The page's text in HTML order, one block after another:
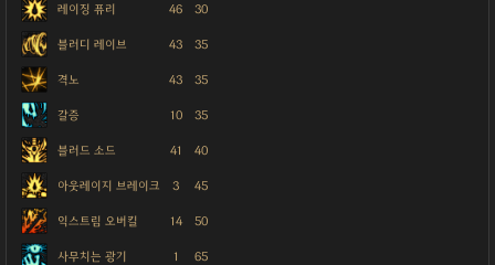
레이징 퓨리 46 30
블러디 레이브 43 35
격노 43 35
갈증 10 35
블러드 소드 41 40
아웃레이지 브레이크 3 45
익스트림 오버킬 14 50
사무치는 광기 1 65